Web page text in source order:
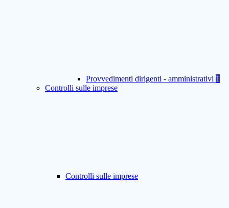
Provvedimenti dirigenti - amministrativi 1
Controlli sulle imprese
Controlli sulle imprese